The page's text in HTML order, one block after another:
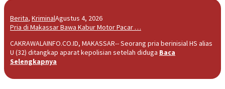
Berita, KriminalAgustus 4, 2026
Pria di Makassar Bawa Kabur Motor Pacar …
CAKRAWALAINFO.CO.ID, MAKASSAR-- Seorang pria berinisial HS alias
U (32) ditangkap aparat kepolisian setelah diduga Baca
Selengkapnya